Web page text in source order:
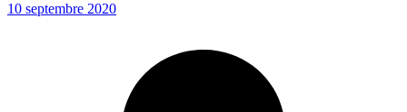
10 septembre 2020